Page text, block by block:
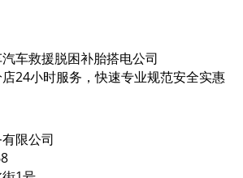
车救援脱困补胎搭电公司
24小时服务，快速专业规范安全实惠
限公司